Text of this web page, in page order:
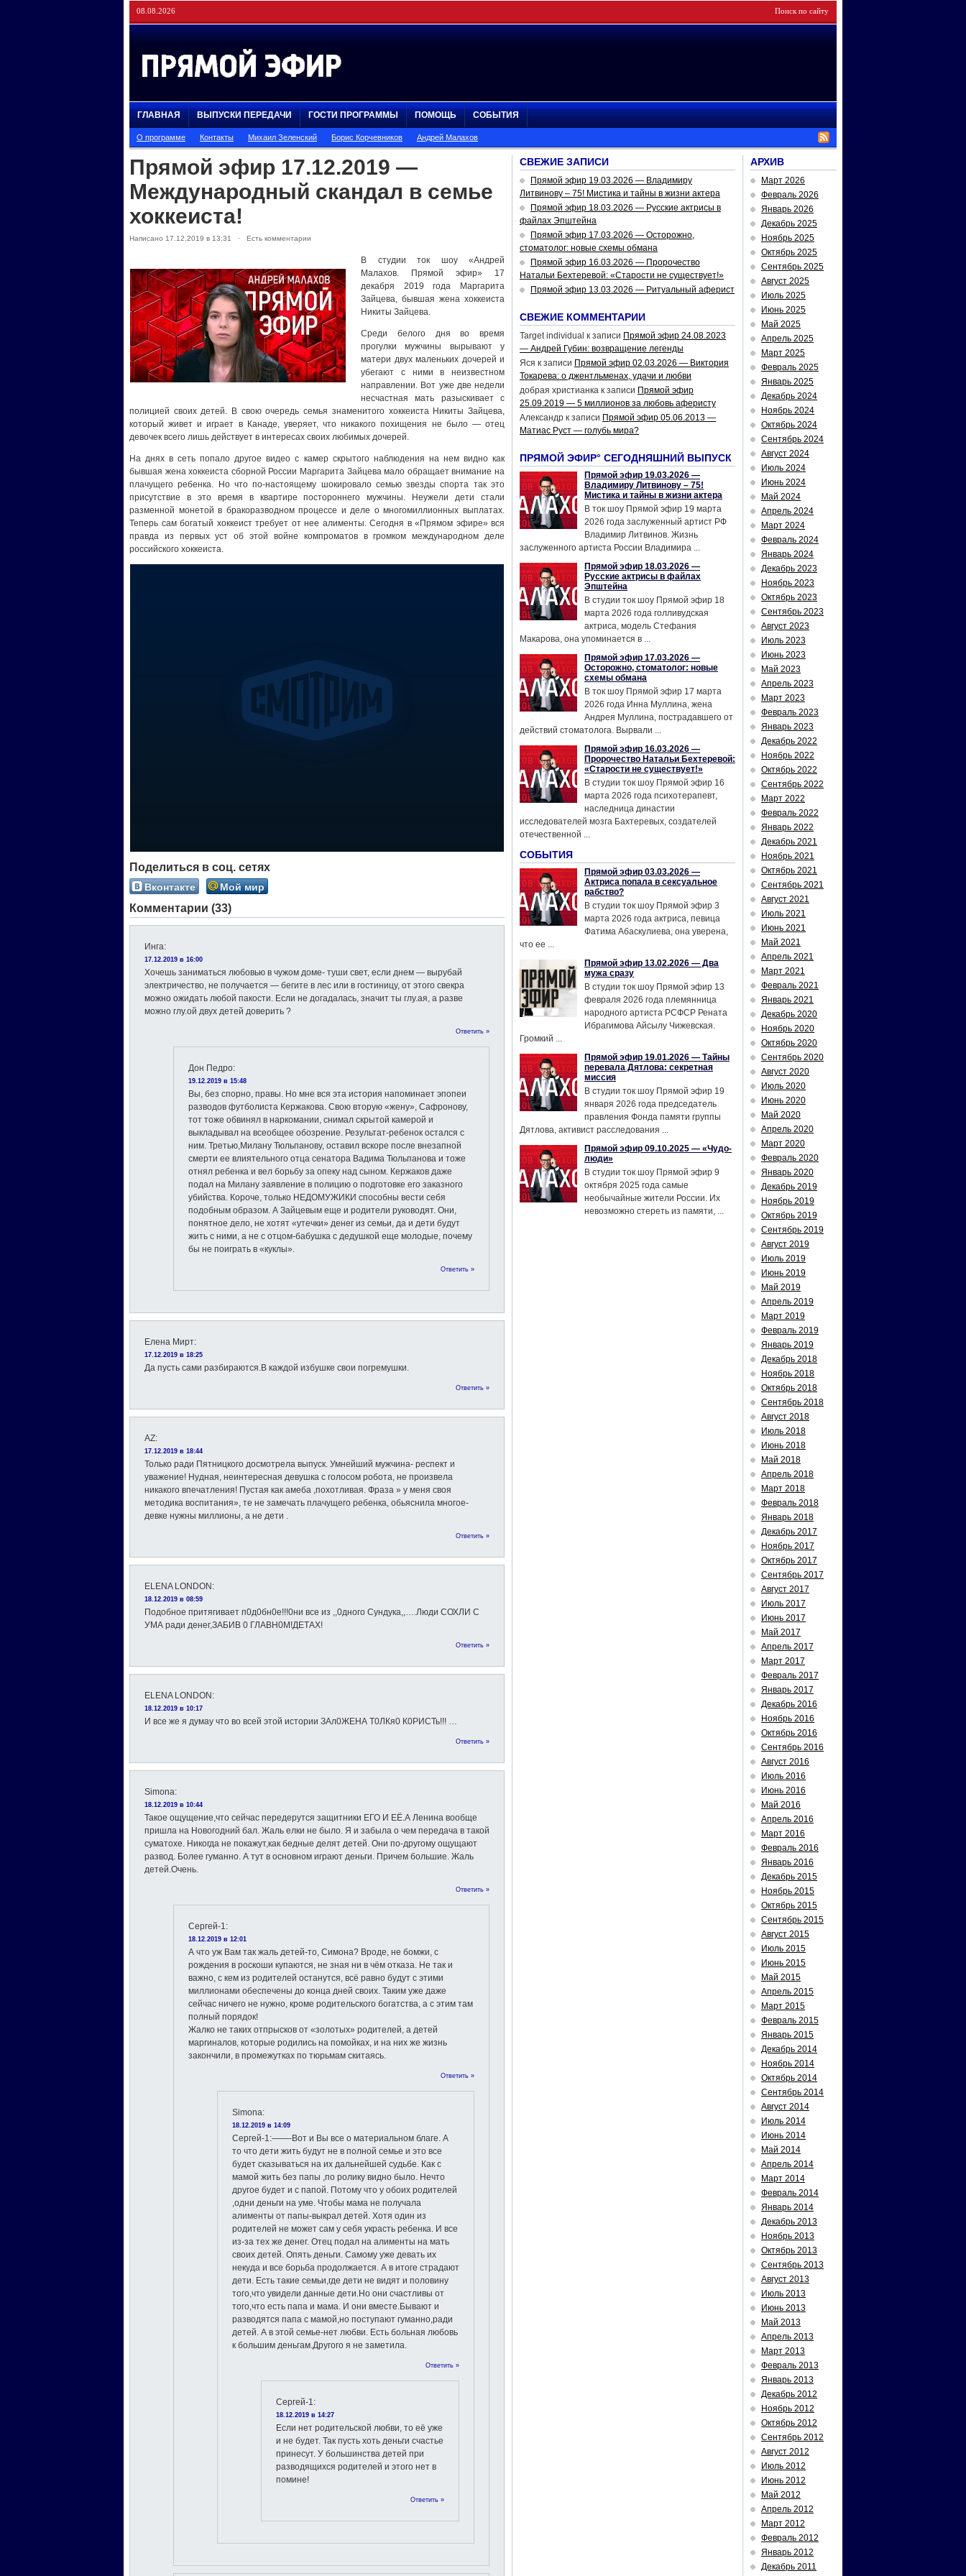
08.08.2026
ГЛАВНАЯ ВЫПУСКИ ПЕРЕДАЧИ ГОСТИ ПРОГРАММЫ ПОМОЩЬ СОБЫТИЯ
О программе Контакты Михаил Зеленский Борис Корчевников Андрей Малахов
Прямой эфир 17.12.2019 —
Международный скандал в семье
хоккеиста!
Написано 17.12.2019 в 13:31 · Есть комментарии
В студии ток шоу «Андрей
Малахов. Прямой эфир» 17
декабря 2019 года Маргарита
Зайцева, бывшая жена хоккеиста
Никиты Зайцева.
Среди белого дня во время
прогулки мужчины вырывают у
матери двух маленьких дочерей и
убегают с ними в неизвестном
направлении. Вот уже две недели
несчастная мать разыскивает с
полицией своих детей. В свою очередь семья знаменитого хоккеиста Никиты Зайцева,
который живет и играет в Канаде, уверяет, что никакого похищения не было — отец
девочек всего лишь действует в интересах своих любимых дочерей.
На днях в сеть попало другое видео с камер скрытого наблюдения на нем видно как
бывшая жена хоккеиста сборной России Маргарита Зайцева мало обращает внимание на
плачущего ребенка. Но что по-настоящему шокировало семью звезды спорта так это
присутствие в это время в квартире постороннего мужчины. Неужели дети стали
разменной монетой в бракоразводном процессе и деле о многомиллионных выплатах.
Теперь сам богатый хоккеист требует от нее алименты. Сегодня в «Прямом эфире» вся
правда из первых уст об этой войне компроматов в громком международном деле
российского хоккеиста.
Поделиться в соц. сетях
Вконтакте Мой мир
Комментарии (33)
Инга:
17.12.2019 в 16:00
Хочешь заниматься любовью в чужом доме- туши свет, если днем — вырубай
электричество, не получается — бегите в лес или в гостиницу, от этого свекра
можно ожидать любой пакости. Если не догадалась, значит ты глу.ая, а разве
можно глу.ой двух детей доверить ?
Ответить »
Дон Педро:
19.12.2019 в 15:48
Вы, без спорно, правы. Но мне вся эта история напоминает эпопеи
разводов футболиста Кержакова. Свою вторую «жену», Сафронову,
тот тоже обвинял в наркомании, снимал скрытой камерой и
выкладывал на всеобщее обозрение. Результат-ребенок остался с
ним. Третью,Милану Тюльпанову, оставил вскоре после внезапной
смерти ее влиятельного отца сенатора Вадима Тюльпанова и тоже
отнял ребенка и вел борьбу за опеку над сыном. Кержаков даже
подал на Милану заявление в полицию о подготовке его заказного
убийства. Короче, только НЕДОМУЖИКИ способны вести себя
подобным образом. А Зайцевым еще и родители руководят. Они,
понятное дело, не хотят «утечки» денег из семьи, да и дети будут
жить с ними, а не с отцом-бабушка с дедушкой еще молодые, почему
бы не поиграть в «куклы».
Ответить »
Елена Мирт:
17.12.2019 в 18:25
Да пусть сами разбираются.В каждой избушке свои погремушки.
Ответить »
AZ:
17.12.2019 в 18:44
Только ради Пятницкого досмотрела выпуск. Умнейший мужчина- респект и
уважение! Нудная, неинтересная девушка с голосом робота, не произвела
никакого впечатления! Пустая как амеба ,похотливая. Фраза » у меня своя
методика воспитания», те не замечать плачущего ребенка, обьяснила многое-
девке нужны миллионы, а не дети .
Ответить »
ELENA LONDON :
18.12.2019 в 08:59
Подобное притягивает п0д0бн0е!!!0ни все из ,,0дного Сундука,,….Люди СОХЛИ С
УМА ради денег,ЗАБИВ 0 ГЛАВН0М!ДЕТАХ!
Ответить »
ELENA LONDON :
18.12.2019 в 10:17
И все же я думау что во всей этой истории ЗАл0ЖЕНА Т0ЛКя0 К0РИСТь!!! …
Ответить »
Simona:
18.12.2019 в 10:44
Такое ощущение,что сейчас передерутся защитники ЕГО И ЕЁ.А Ленина вообще
пришла на Новогодний бал. Жаль елки не было. Я и забыла о чем передача в такой
суматохе. Никогда не покажут,как бедные делят детей. Они по-другому ощущают
развод. Более гуманно. А тут в основном играют деньги. Причем большие. Жаль
детей.Очень.
Ответить »
Сергей-1:
18.12.2019 в 12:01
А что уж Вам так жаль детей-то, Симона? Вроде, не бомжи, с
рождения в роскоши купаются, не зная ни в чём отказа. Не так и
важно, с кем из родителей останутся, всё равно будут с этими
миллионами обеспечены до конца дней своих. Таким уже даже
сейчас ничего не нужно, кроме родительского богатства, а с этим там
полный порядок!
Жалко не таких отпрысков от «золотых» родителей, а детей
маргиналов, которые родились на помойках, и на них же жизнь
закончили, в промежутках по тюрьмам скитаясь.
Ответить »
Simona:
18.12.2019 в 14:09
Сергей-1:——-Вот и Вы все о материальном благе. А
то что дети жить будут не в полной семье и это все
будет сказываться на их дальнейшей судьбе. Как с
мамой жить без папы ,по ролику видно было. Нечто
другое будет и с папой. Потому что у обоих родителей
,одни деньги на уме. Чтобы мама не получала
алименты от папы-выкрал детей. Хотя один из
родителей не может сам у себя украсть ребенка. И все
из-за тех же денег. Отец подал на алименты на мать
своих детей. Опять деньги. Самому уже девать их
некуда и все борьба продолжается. А в итоге страдают
дети. Есть такие семьи,где дети не видят и половину
того,что увидели данные дети.Но они счастливы от
того,что есть папа и мама. И они вместе.Бывают и
разводятся папа с мамой,но поступают гуманно,ради
детей. А в этой семье-нет любви. Есть больная любовь
к большим деньгам.Другого я не заметила.
Ответить »
Сергей-1:
18.12.2019 в 14:27
Если нет родительской любви, то её уже
и не будет. Так пусть хоть деньги счастье
принесут. У большинства детей при
разводящихся родителей и этого нет в
помине!
Ответить »
СВЕЖИЕ ЗАПИСИ
Прямой эфир 19.03.2026 — Владимиру
Литвинову – 75! Мистика и тайны в жизни актера
Прямой эфир 18.03.2026 — Русские актрисы в
файлах Эпштейна
Прямой эфир 17.03.2026 — Осторожно,
стоматолог: новые схемы обмана
Прямой эфир 16.03.2026 — Пророчество
Натальи Бехтеревой: «Старости не существует!»
Прямой эфир 13.03.2026 — Ритуальный аферист
СВЕЖИЕ КОММЕНТАРИИ
Target individual к записи Прямой эфир 24.08.2023
— Андрей Губин: возвращение легенды
Яся к записи Прямой эфир 02.03.2026 — Виктория
Токарева: о джентльменах, удачи и любви
добрая христианка к записи Прямой эфир
25.09.2019 — 5 миллионов за любовь аферисту
Александр к записи Прямой эфир 05.06.2013 —
Матиас Руст — голубь мира?
ПРЯМОЙ ЭФИР° СЕГОДНЯШНИЙ ВЫПУСК
Прямой эфир 19.03.2026 —
Владимиру Литвинову – 75!
Мистика и тайны в жизни актера
В ток шоу Прямой эфир 19 марта
2026 года заслуженный артист РФ
Владимир Литвинов. Жизнь
заслуженного артиста России Владимира ...
Прямой эфир 18.03.2026 —
Русские актрисы в файлах
Эпштейна
В студии ток шоу Прямой эфир 18
марта 2026 года голливудская
актриса, модель Стефания
Макарова, она упоминается в ...
Прямой эфир 17.03.2026 —
Осторожно, стоматолог: новые
схемы обмана
В ток шоу Прямой эфир 17 марта
2026 года Инна Муллина, жена
Андрея Муллина, пострадавшего от
действий стоматолога. Вырвали ...
Прямой эфир 16.03.2026 —
Пророчество Натальи Бехтеревой:
«Старости не существует!»
В студии ток шоу Прямой эфир 16
марта 2026 года психотерапевт,
наследница династии
исследователей мозга Бахтеревых, создателей
отечественной ...
СОБЫТИЯ
Прямой эфир 03.03.2026 —
Актриса попала в сексуальное
рабство?
В студии ток шоу Прямой эфир 3
марта 2026 года актриса, певица
Фатима Абаскулиева, она уверена,
что ее ...
Прямой эфир 13.02.2026 — Два
мужа сразу
В студии ток шоу Прямой эфир 13
февраля 2026 года племянница
народного артиста РСФСР Рената
Ибрагимова Айсылу Чижевская.
Громкий ...
Прямой эфир 19.01.2026 — Тайны
перевала Дятлова: секретная
миссия
В студии ток шоу Прямой эфир 19
января 2026 года председатель
правления Фонда памяти группы
Дятлова, активист расследования ...
Прямой эфир 09.10.2025 — «Чудо-
люди»
В студии ток шоу Прямой эфир 9
октября 2025 года самые
необычайные жители России. Их
невозможно стереть из памяти, ...
АРХИВ
Март 2026
Февраль 2026
Январь 2026
Декабрь 2025
Ноябрь 2025
Октябрь 2025
Сентябрь 2025
Август 2025
Июль 2025
Июнь 2025
Май 2025
Апрель 2025
Март 2025
Февраль 2025
Январь 2025
Декабрь 2024
Ноябрь 2024
Октябрь 2024
Сентябрь 2024
Август 2024
Июль 2024
Июнь 2024
Май 2024
Апрель 2024
Март 2024
Февраль 2024
Январь 2024
Декабрь 2023
Ноябрь 2023
Октябрь 2023
Сентябрь 2023
Август 2023
Июль 2023
Июнь 2023
Май 2023
Апрель 2023
Март 2023
Февраль 2023
Январь 2023
Декабрь 2022
Ноябрь 2022
Октябрь 2022
Сентябрь 2022
Март 2022
Февраль 2022
Январь 2022
Декабрь 2021
Ноябрь 2021
Октябрь 2021
Сентябрь 2021
Август 2021
Июль 2021
Июнь 2021
Май 2021
Апрель 2021
Март 2021
Февраль 2021
Январь 2021
Декабрь 2020
Ноябрь 2020
Октябрь 2020
Сентябрь 2020
Август 2020
Июль 2020
Июнь 2020
Май 2020
Апрель 2020
Март 2020
Февраль 2020
Январь 2020
Декабрь 2019
Ноябрь 2019
Октябрь 2019
Сентябрь 2019
Август 2019
Июль 2019
Июнь 2019
Май 2019
Апрель 2019
Март 2019
Февраль 2019
Январь 2019
Декабрь 2018
Ноябрь 2018
Октябрь 2018
Сентябрь 2018
Август 2018
Июль 2018
Июнь 2018
Май 2018
Апрель 2018
Март 2018
Февраль 2018
Январь 2018
Декабрь 2017
Ноябрь 2017
Октябрь 2017
Сентябрь 2017
Август 2017
Июль 2017
Июнь 2017
Май 2017
Апрель 2017
Март 2017
Февраль 2017
Январь 2017
Декабрь 2016
Ноябрь 2016
Октябрь 2016
Сентябрь 2016
Август 2016
Июль 2016
Июнь 2016
Май 2016
Апрель 2016
Март 2016
Февраль 2016
Январь 2016
Декабрь 2015
Ноябрь 2015
Октябрь 2015
Сентябрь 2015
Август 2015
Июль 2015
Июнь 2015
Май 2015
Апрель 2015
Март 2015
Февраль 2015
Январь 2015
Декабрь 2014
Ноябрь 2014
Октябрь 2014
Сентябрь 2014
Август 2014
Июль 2014
Июнь 2014
Май 2014
Апрель 2014
Март 2014
Февраль 2014
Январь 2014
Декабрь 2013
Ноябрь 2013
Октябрь 2013
Сентябрь 2013
Август 2013
Июль 2013
Июнь 2013
Май 2013
Апрель 2013
Март 2013
Февраль 2013
Январь 2013
Декабрь 2012
Ноябрь 2012
Октябрь 2012
Сентябрь 2012
Август 2012
Июль 2012
Июнь 2012
Май 2012
Апрель 2012
Март 2012
Февраль 2012
Январь 2012
Декабрь 2011